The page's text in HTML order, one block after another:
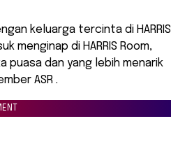
keluarga tercinta di HARRIS
menginap di HARRIS Room,
puasa dan yang lebih menarik
ASR .